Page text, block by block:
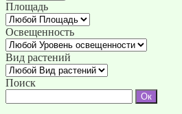
Площадь
Освещенность
Вид растений
Поиск